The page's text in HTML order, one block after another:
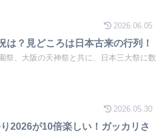
2026.06.05
は？見どころは日本古来の行列！
祭、大阪の天神祭と共に、日本三大祭に数
2026.05.30
2026が10倍楽しい！ガッカリさ